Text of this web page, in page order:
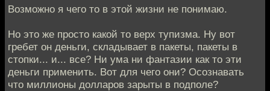
Возможно я чего то в этой жизни не понимаю.
Но это же просто какой то верх тупизма. Ну вот
гребет он деньги, складывает в пакеты, пакеты в
стопки... и... все? Ни ума ни фантазии как то эти
деньги применить. Вот для чего они? Осознавать
что миллионы долларов зарыты в подполе?